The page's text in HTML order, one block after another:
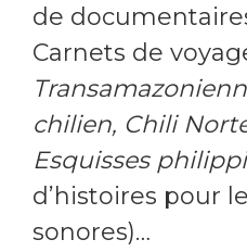
de
Carnets de
chilien, Chili
Esquisses
d’histoires pour
sonores)…